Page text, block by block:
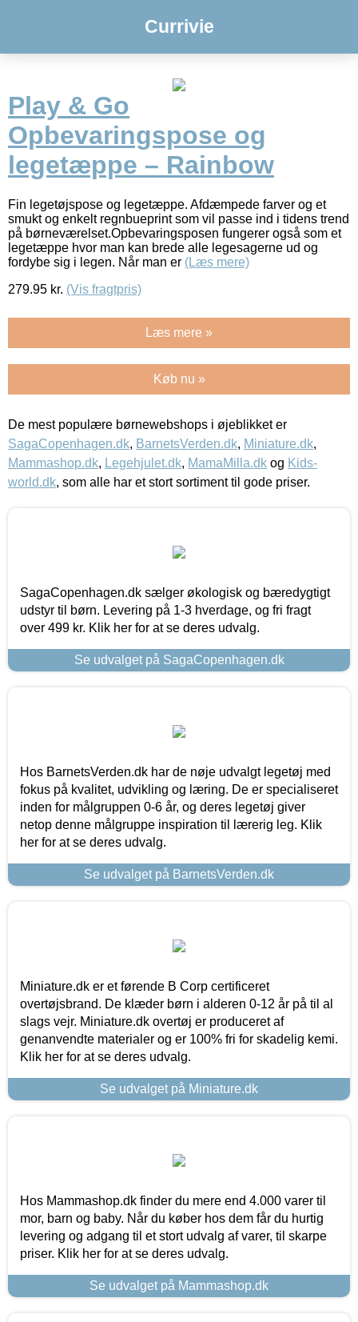
Currivie
Play & Go
Opbevaringspose og
legetæppe – Rainbow
Fin legetøjspose og legetæppe. Afdæmpede farver og et
smukt og enkelt regnbueprint som vil passe ind i tidens trend
på børneværelset.Opbevaringsposen fungerer også som et
legetæppe hvor man kan brede alle legesagerne ud og
fordybe sig i legen. Når man er (Læs mere)
279.95 kr. (Vis fragtpris)
Læs mere »
Køb nu »
De mest populære børnewebshops i øjeblikket er
SagaCopenhagen.dk, BarnetsVerden.dk, Miniature.dk,
Mammashop.dk, Legehjulet.dk, MamaMilla.dk og Kids-
world.dk, som alle har et stort sortiment til gode priser.
SagaCopenhagen.dk sælger økologisk og bæredygtigt
udstyr til børn. Levering på 1-3 hverdage, og fri fragt
over 499 kr. Klik her for at se deres udvalg.
Se udvalget på SagaCopenhagen.dk
Hos BarnetsVerden.dk har de nøje udvalgt legetøj med
fokus på kvalitet, udvikling og læring. De er specialiseret
inden for målgruppen 0-6 år, og deres legetøj giver
netop denne målgruppe inspiration til lærerig leg. Klik
her for at se deres udvalg.
Se udvalget på BarnetsVerden.dk
Miniature.dk er et førende B Corp certificeret
overtøjsbrand. De klæder børn i alderen 0-12 år på til al
slags vejr. Miniature.dk overtøj er produceret af
genanvendte materialer og er 100% fri for skadelig kemi.
Klik her for at se deres udvalg.
Se udvalget på Miniature.dk
Hos Mammashop.dk finder du mere end 4.000 varer til
mor, barn og baby. Når du køber hos dem får du hurtig
levering og adgang til et stort udvalg af varer, til skarpe
priser. Klik her for at se deres udvalg.
Se udvalget på Mammashop.dk